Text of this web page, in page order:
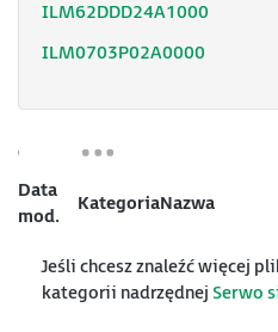
ILM62DDD24A1000
ILM0703P02A0000
Data
mod.
KategoriaNazwa
Jeśli chcesz znaleźć więcej
kategorii nadrzędnej Serwo